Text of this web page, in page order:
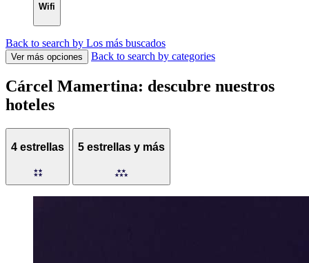
Wifi
Back to search by Los más buscados
Ver más opciones Back to search by categories
Cárcel Mamertina: descubre nuestros
hoteles
4 estrellas 5 estrellas y más